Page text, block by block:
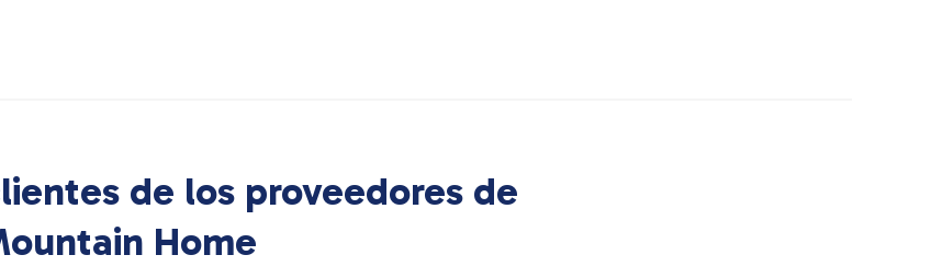
de los proveedores de
Home